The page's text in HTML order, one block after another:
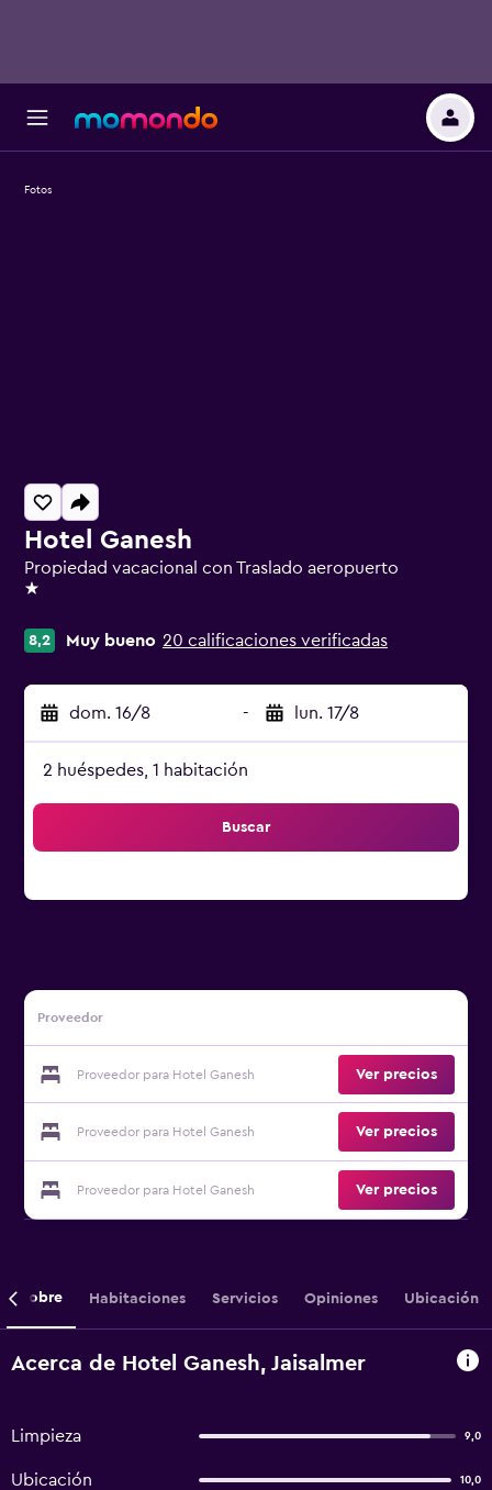
Hotel Ganesh
Propiedad vacacional con Traslado aeropuerto
1 estrella
8,2 Muy bueno 20 calificaciones verificadas
dom. 16/8 - lun. 17/8
2 huéspedes, 1 habitación
Buscar
Proveedor
Proveedor para Hotel Ganesh Ver precios
Proveedor para Hotel Ganesh Ver precios
Proveedor para Hotel Ganesh Ver precios
Fotos
Sobre Habitaciones Servicios Opiniones Ubicación
Acerca de Hotel Ganesh, Jaisalmer
Limpieza 9,0
Ubicación 10,0